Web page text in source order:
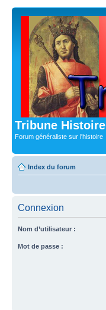
Tribune Histoire
Forum généraliste sur l'histoire
Index du forum
Connexion
Nom d’utilisateur :
Mot de passe :